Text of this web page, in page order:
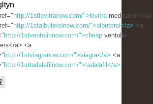
http://1stlevitranow.com/">levitramedication</a>
http://1stalbuterolnow.com/">albuterol</a> <a
http://1stventolinnow.com/">cheap ventolin
a> <a
http://1stviagranow.com/">viagra</a> <a
http://1sttadalafilnow.com/">tadalafil</a>